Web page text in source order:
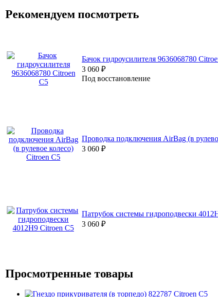
Рекомендуем посмотреть
Бачок гидроусилителя 9636068780
3 060 ₽
Под восстановление
Проводка подключения AirBag (в
3 060 ₽
Патрубок системы гидроподвески
3 060 ₽
Просмотренные товары